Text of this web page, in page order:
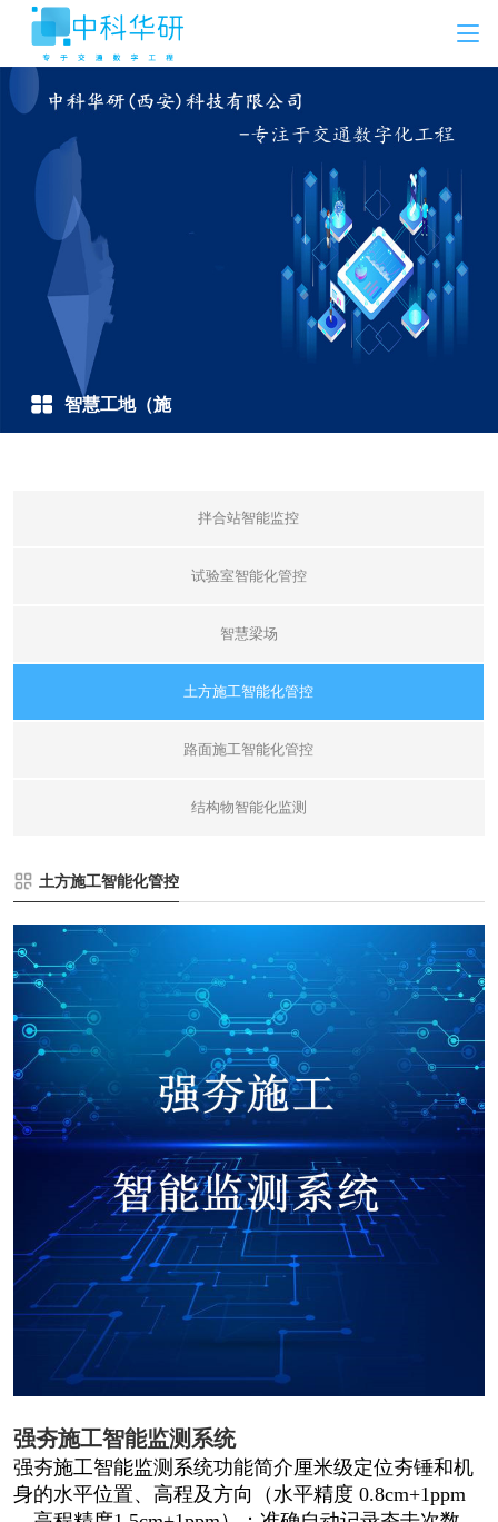
智慧工地（施
拌合站智能监控
试验室智能化管控
智慧梁场
土方施工智能化管控
路面施工智能化管控
结构物智能化监测
土方施工智能化管控
强夯施工智能监测系统
强夯施工智能监测系统功能简介厘米级定位夯锤和机
身的水平位置、高程及方向（水平精度 0.8cm+1ppm